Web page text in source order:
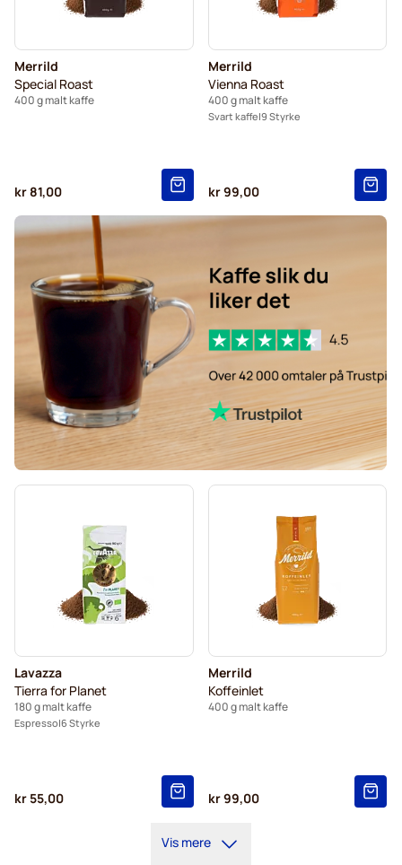
Merrild
Special Roast
400 g malt kaffe
kr 81,00
Merrild
Vienna Roast
400 g malt kaffe
Svart kaffe 9 Styrke
kr 99,00
Lavazza
Tierra for Planet
180 g malt kaffe
Espresso 6 Styrke
kr 55,00
Merrild
Koffeinlet
400 g malt kaffe
kr 99,00
Vis mere